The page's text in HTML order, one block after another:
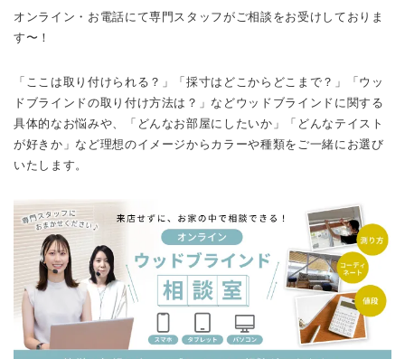
オンライン・お電話にて専門スタッフがご相談をお受けしておりま
す〜！
「ここは取り付けられる？」「採寸はどこからどこまで？」「ウッ
ドブラインドの取り付け方法は？」などウッドブラインドに関する
具体的なお悩みや、「どんなお部屋にしたいか」「どんなテイスト
が好きか」など理想のイメージからカラーや種類をご一緒にお選び
いたします。